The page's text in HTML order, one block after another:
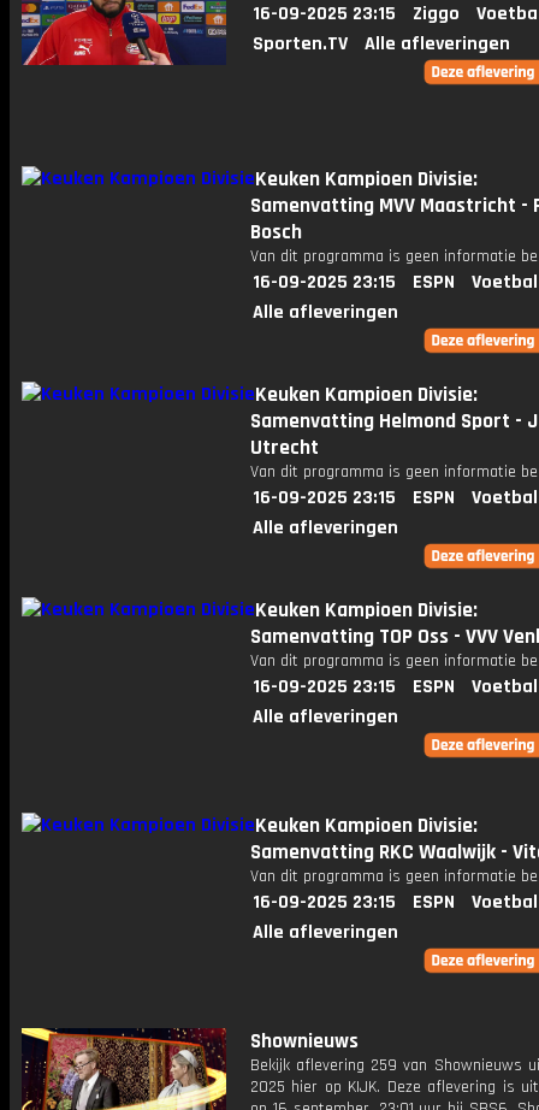
16-09-2025 23:15 Ziggo
Sporten.TV
Alle afleveringen
Keuken Kampioen Divisie:
Samenvatting MVV Maastricht -
Bosch
Van dit programma is geen informatie
16-09-2025 23:15 ESPN
Alle afleveringen
Keuken Kampioen Divisie:
Samenvatting Helmond Sport -
Utrecht
Van dit programma is geen informatie
16-09-2025 23:15 ESPN
Alle afleveringen
Keuken Kampioen Divisie:
Samenvatting TOP Oss - VVV
Van dit programma is geen informatie
16-09-2025 23:15 ESPN
Alle afleveringen
Keuken Kampioen Divisie:
Samenvatting RKC Waalwijk -
Van dit programma is geen informatie
16-09-2025 23:15 ESPN
Alle afleveringen
Shownieuws
Bekijk aflevering 259 van Shownieuws
2025 hier op KIJK. Deze aflevering is